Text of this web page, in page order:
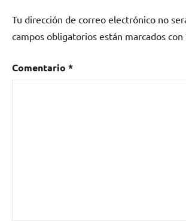
Tu dirección de correo electrónico no
campos obligatorios están marcados con
Comentario *